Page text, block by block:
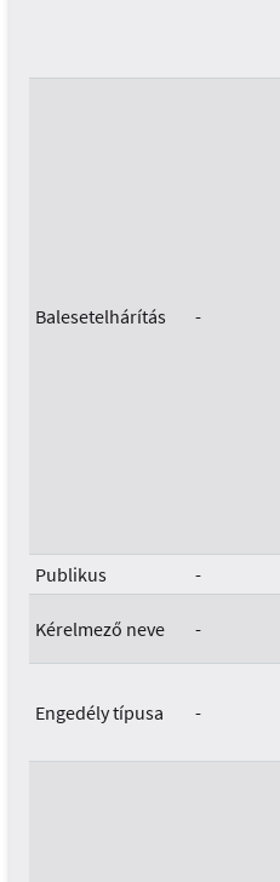
Balesetelhárítás -
Publikus
-
Kérelmező neve -
Engedély típusa -